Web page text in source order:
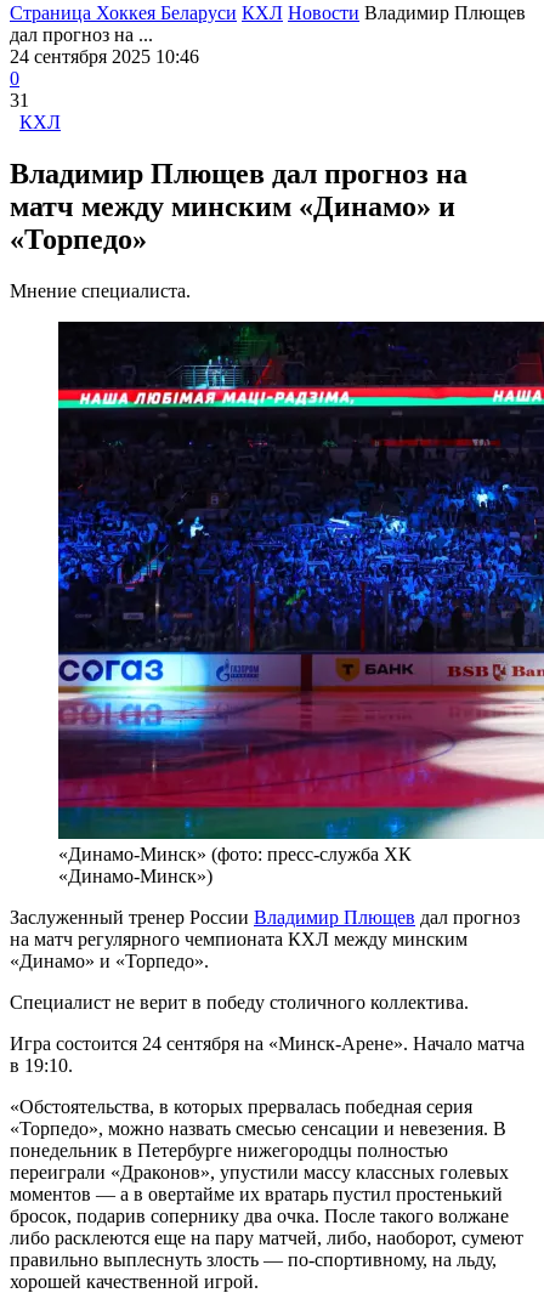
Страница Хоккея Беларуси КХЛ Новости Владимир Плющев
дал прогноз на ...
24 сентября 2025 10:46
0
31
КХЛ
Владимир Плющев дал прогноз на
матч между минским «Динамо» и
«Торпедо»
Мнение специалиста.
«Динамо-Минск» (фото: пресс-служба ХК
«Динамо-Минск»)
Заслуженный тренер России Владимир Плющев дал прогноз
на матч регулярного чемпионата КХЛ между минским
«Динамо» и «Торпедо».
Специалист не верит в победу столичного коллектива.
Игра состоится 24 сентября на «Минск-Арене». Начало матча
в 19:10.
«Обстоятельства, в которых прервалась победная серия
«Торпедо», можно назвать смесью сенсации и невезения. В
понедельник в Петербурге нижегородцы полностью
переиграли «Драконов», упустили массу классных голевых
моментов — а в овертайме их вратарь пустил простенький
бросок, подарив сопернику два очка. После такого волжане
либо расклеются еще на пару матчей, либо, наоборот, сумеют
правильно выплеснуть злость — по-спортивному, на льду,
хорошей качественной игрой.